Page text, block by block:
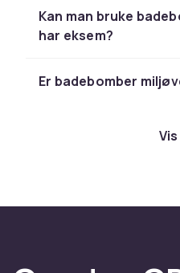
Kan man bruke
har eksem?
Er badebomber
Vis